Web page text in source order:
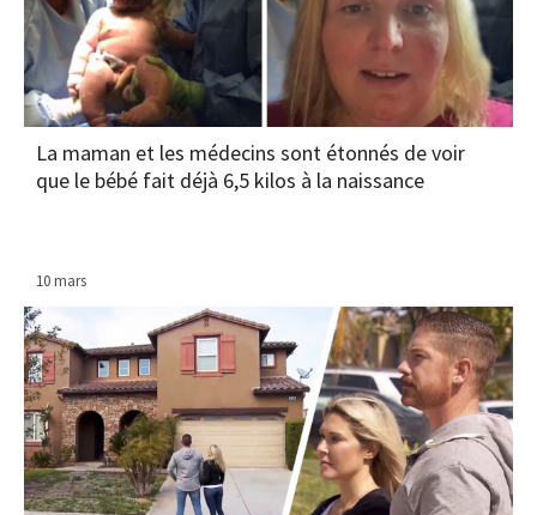
La maman et les médecins sont étonnés de voir
que le bébé fait déjà 6,5 kilos à la naissance
10 mars